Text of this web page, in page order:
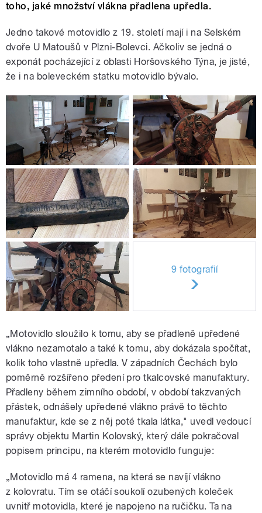
toho, jaké množství vlákna přadlena upředla.
Jedno takové motovidlo z 19. století mají i na Selském
dvoře U Matoušů v Plzni-Bolevci. Ačkoliv se jedná o
exponát pocházející z oblasti Horšovského Týna, je jisté,
že i na boleveckém statku motovidlo bývalo.
9 fotografií
„Motovidlo sloužilo k tomu, aby se přadleně upředené
vlákno nezamotalo a také k tomu, aby dokázala spočítat,
kolik toho vlastně upředla. V západních Čechách bylo
poměrně rozšířeno předení pro tkalcovské manufaktury.
Přadleny během zimního období, v období takzvaných
přástek, odnášely upředené vlákno právě to těchto
manufaktur, kde se z něj poté tkala látka," uvedl vedoucí
správy objektu Martin Kolovský, který dále pokračoval
popisem principu, na kterém motovidlo funguje:
„Motovidlo má 4 ramena, na která se navíjí vlákno
z kolovratu. Tím se otáčí soukolí ozubených koleček
uvnitř motovidla, které je napojeno na ručičku. Ta na